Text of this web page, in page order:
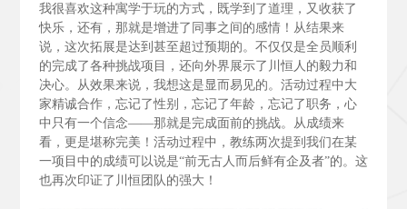
我很喜欢这种寓学于玩的方式，既学到了道理，又收获了
快乐，还有，那就是增进了同事之间的感情！从结果来
说，这次拓展是达到甚至超过预期的。不仅仅是全员顺利
的完成了各种挑战项目，还向外界展示了川恒人的毅力和
决心。从效果来说，我想这是显而易见的。活动过程中大
家精诚合作，忘记了性别，忘记了年龄，忘记了职务，心
中只有一个信念——那就是完成面前的挑战。从成绩来
看，更是堪称完美！活动过程中，教练两次提到我们在某
一项目中的成绩可以说是“前无古人而后鲜有企及者”的。这
也再次印证了川恒团队的强大！